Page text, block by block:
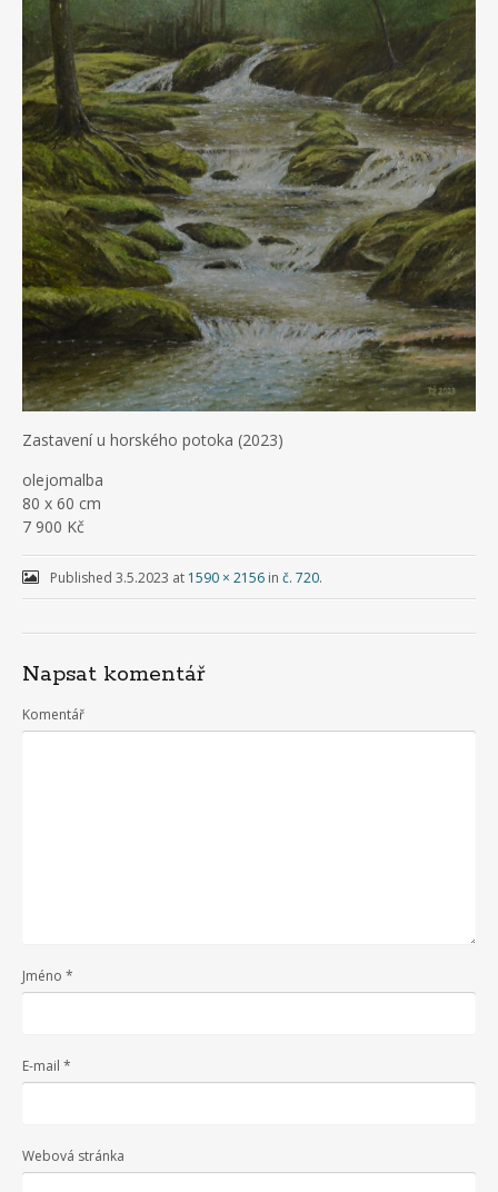
Zastavení u horského potoka (2023)
olejomalba
80 x 60 cm
7 900 Kč
Published 3.5.2023 at 1590 × 2156in č. 720.
Napsat komentář
Komentář
Jméno *
E-mail *
Webová stránka